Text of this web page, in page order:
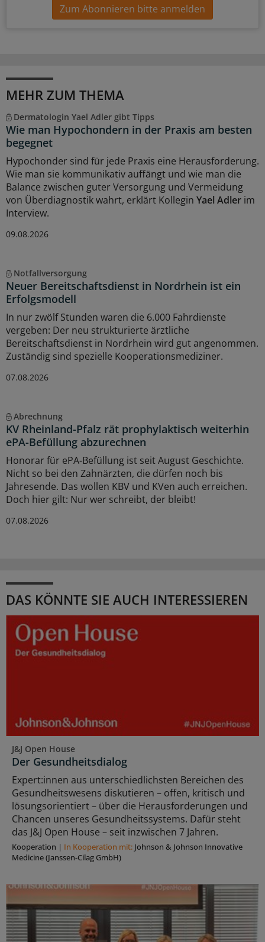
Zum Abonnieren bitte anmelden
MEHR ZUM THEMA
Dermatologin Yael Adler gibt Tipps
Wie man Hypochondern in der Praxis am besten
begegnet
Hypochonder sind für jede Praxis eine Herausforderung.
Wie man sie kommunikativ auffängt und wie man die
Balance zwischen guter Versorgung und Vermeidung
von Überdiagnostik wahrt, erklärt Kollegin Yael Adler im
Interview.
09.08.2026
Notfallversorgung
Neuer Bereitschaftsdienst in Nordrhein ist ein
Erfolgsmodell
In nur zwölf Stunden waren die 6.000 Fahrdienste
vergeben: Der neu strukturierte ärztliche
Bereitschaftsdienst in Nordrhein wird gut angenommen.
Zuständig sind spezielle Kooperationsmediziner.
07.08.2026
Abrechnung
KV Rheinland-Pfalz rät prophylaktisch weiterhin
ePA-Befüllung abzurechnen
Honorar für ePA-Befüllung ist seit August Geschichte.
Nicht so bei den Zahnärzten, die dürfen noch bis
Jahresende. Das wollen KBV und KVen auch erreichen.
Doch hier gilt: Nur wer schreibt, der bleibt!
07.08.2026
DAS KÖNNTE SIE AUCH INTERESSIEREN
J&J Open House
Der Gesundheitsdialog
Expert:innen aus unterschiedlichsten Bereichen des
Gesundheitswesens diskutieren – offen, kritisch und
lösungsorientiert – über die Herausforderungen und
Chancen unseres Gesundheitssystems. Dafür steht
das J&J Open House – seit inzwischen 7 Jahren.
Kooperation | In Kooperation mit: Johnson & Johnson Innovative
Medicine (Janssen-Cilag GmbH)